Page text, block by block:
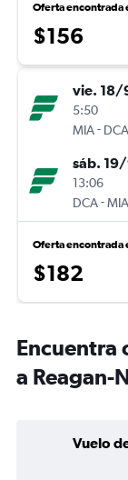
Oferta encontrada
$156
vie. 18/
5:50
MIA- DCA
sáb.
13:06
DCA-MIA
Oferta encontrada
$182
Encuentra
a Reagan-
Vuelo